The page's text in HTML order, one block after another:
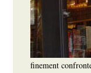
finement